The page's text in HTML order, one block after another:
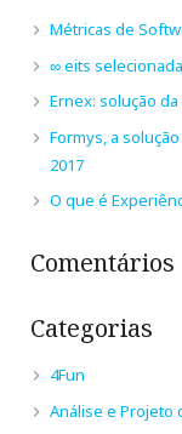
Métricas de
∞ eits
Ernex: solução
Formys, a
2017
O que é
Comentários
Categorias
4Fun
Análise e Projeto